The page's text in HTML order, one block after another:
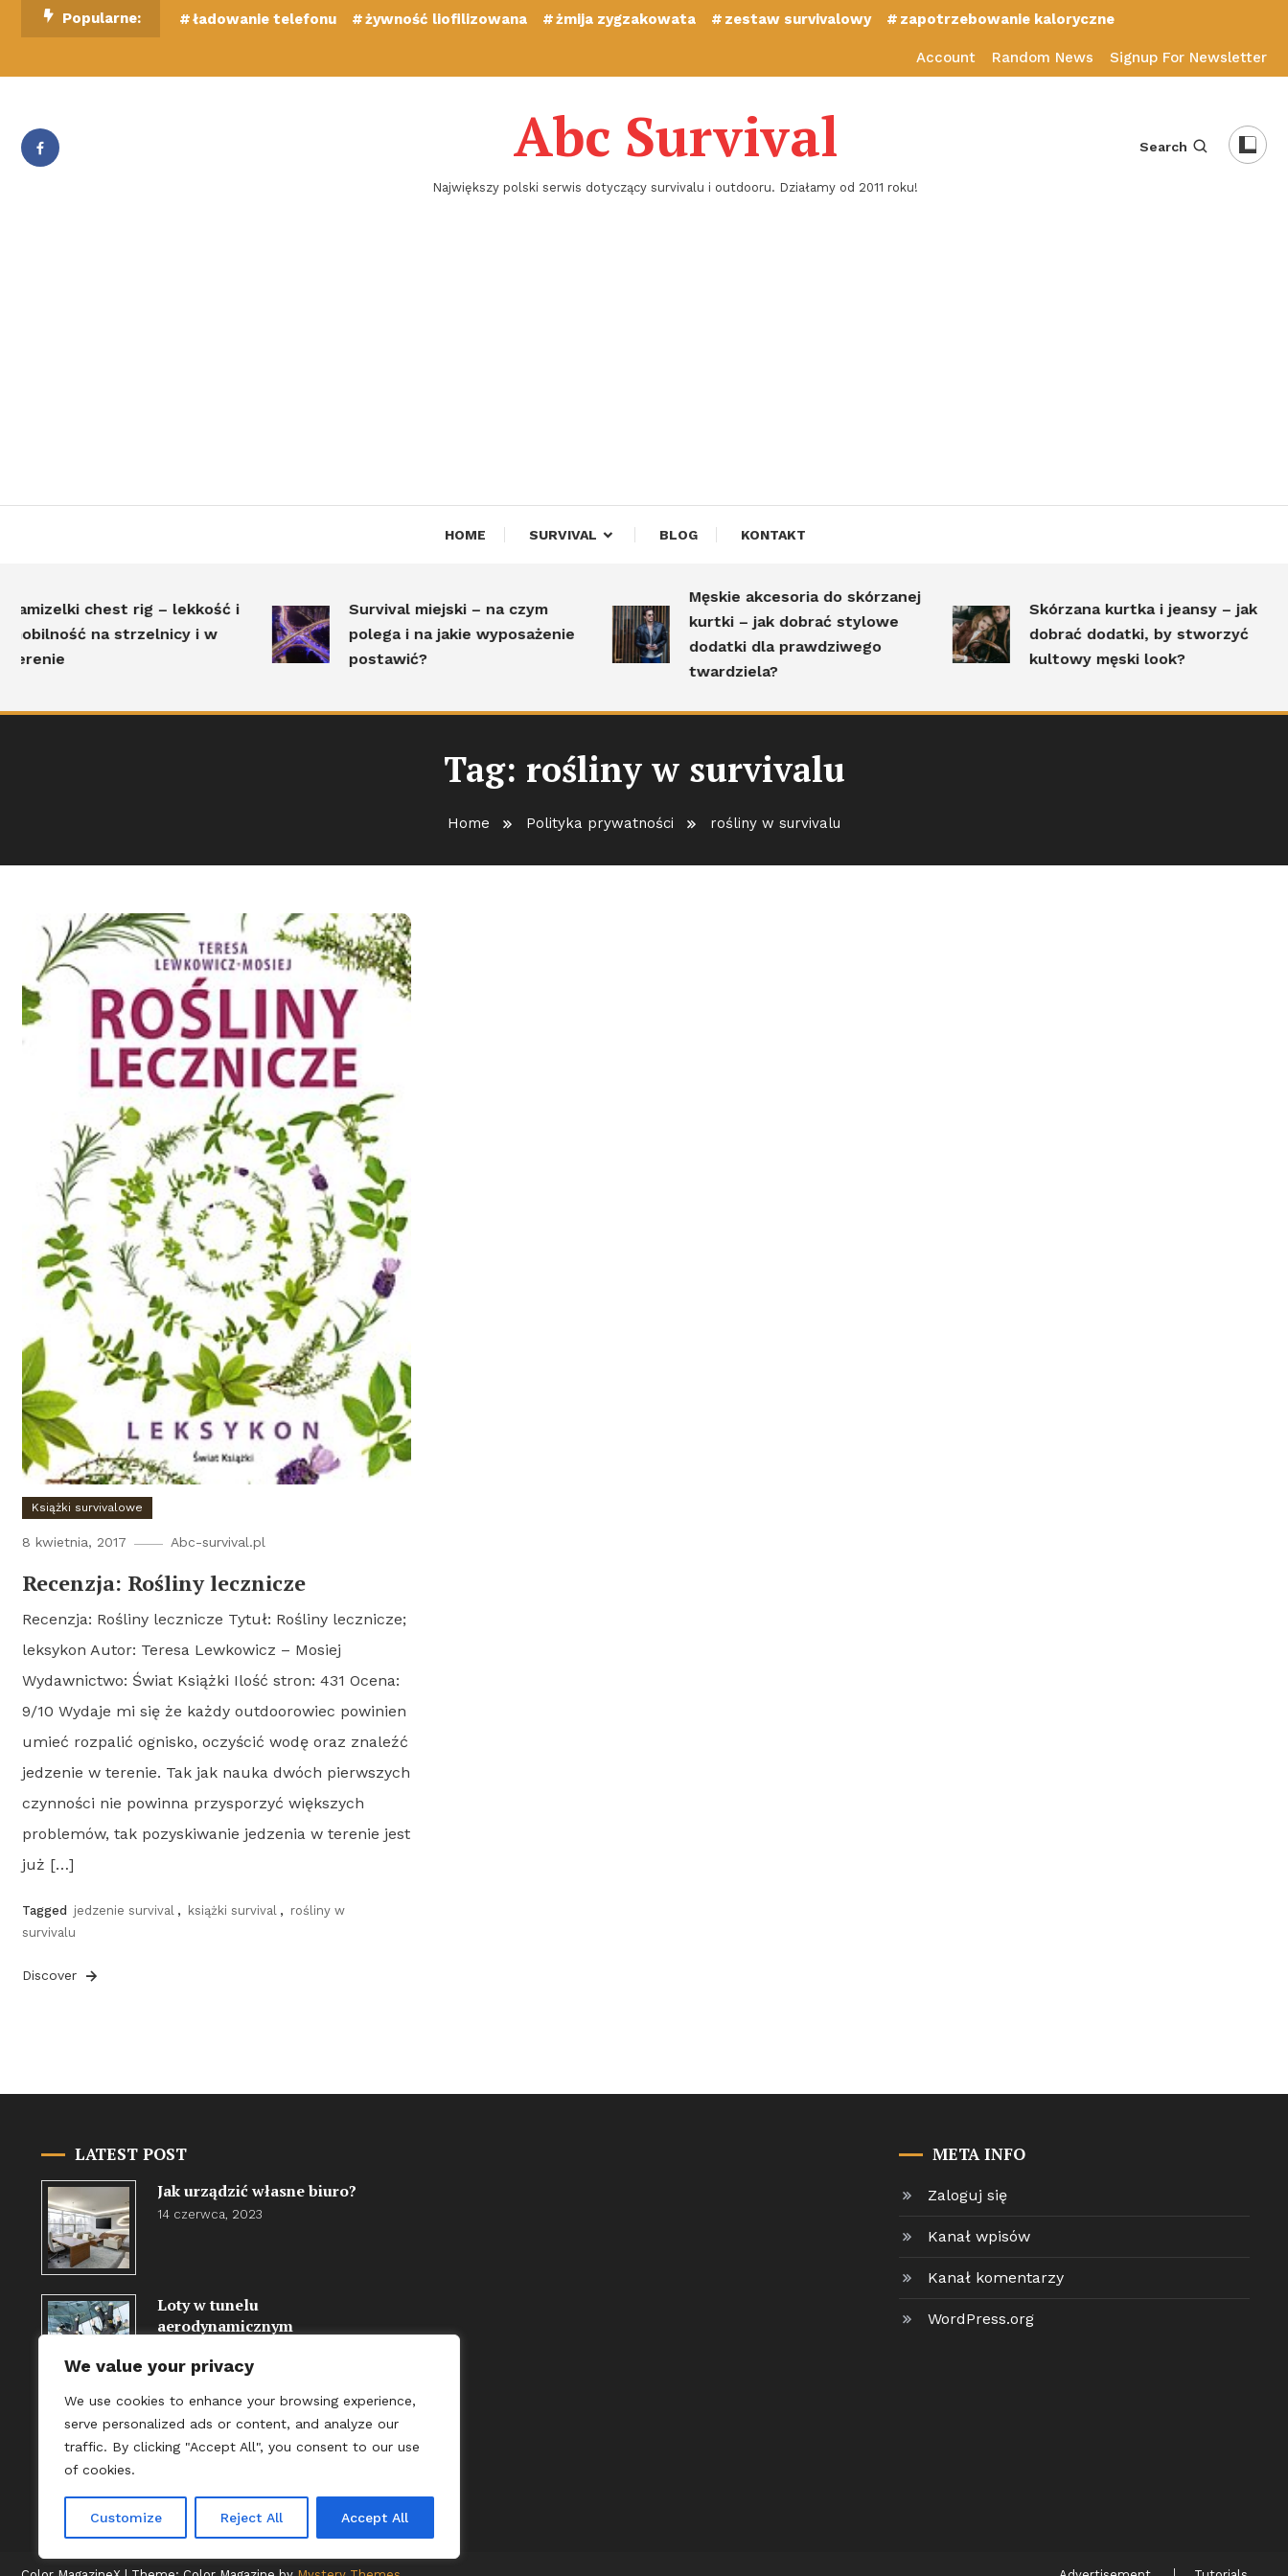
We value your privacy
We use cookies to enhance your browsing experience,
serve personalized ads or content, and analyze our
traffic. By clicking "Accept All", you consent to our use
of cookies.
Customize Reject All Accept All
Popularne: ładowanie telefonu żywność liofilizowana żmija zygzakowata zestaw survivalowy zapotrzebowanie kaloryczne
Account Random News Signup For Newsletter
Abc Survival
Największy polski serwis dotyczący survivalu i outdooru. Działamy od 2011 roku!
Search
HOME SURVIVAL BLOG KONTAKT
chest rig – lekkość i
na strzelnicy i w
Survival miejski – na czym
polega i na jakie wyposażenie
postawić?
Męskie akcesoria do skórzanej
kurtki – jak dobrać stylowe
dodatki dla prawdziwego
twardziela?
Skórzana kurtka i jeansy – jak
dobrać dodatki, by stworzyć
kultowy męski look?
Tag: rośliny w survivalu
Home Polityka prywatności rośliny w survivalu
Książki survivalowe
8 kwietnia, 2017 Abc-survival.pl
Recenzja: Rośliny lecznicze
Recenzja: Rośliny lecznicze Tytuł: Rośliny lecznicze;
leksykon Autor: Teresa Lewkowicz – Mosiej
Wydawnictwo: Świat Książki Ilość stron: 431 Ocena:
9/10 Wydaje mi się że każdy outdoorowiec powinien
umieć rozpalić ognisko, oczyścić wodę oraz znaleźć
jedzenie w terenie. Tak jak nauka dwóch pierwszych
czynności nie powinna przysporzyć większych
problemów, tak pozyskiwanie jedzenia w terenie jest
już […]
Tagged jedzenie survival , książki survival , rośliny w
survivalu
Discover
LATEST POST
Jak urządzić własne biuro?
14 czerwca, 2023
Loty w tunelu
aerodynamicznym
Najlepsze metody na
przetrwanie w trudnych
warunkach
META INFO
Zaloguj się
Kanał wpisów
Kanał komentarzy
WordPress.org